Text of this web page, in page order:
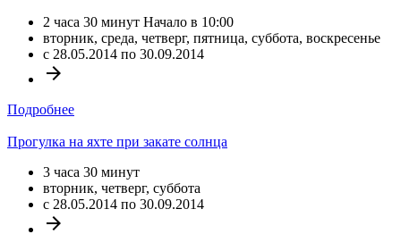
2 часа 30 минут Начало в 10:00
вторник, среда, четверг, пятница, суббота, воскресенье
c 28.05.2014 по 30.09.2014
arrow_forward
Подробнее
Прогулка на яхте при закате солнца
3 часа 30 минут
вторник, четверг, суббота
c 28.05.2014 по 30.09.2014
arrow_forward